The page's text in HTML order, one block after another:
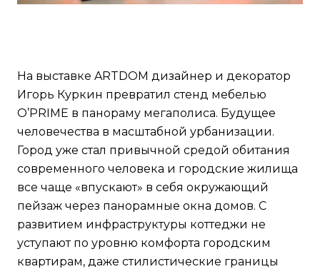
На выставке ARTDOM дизайнер и декоратор
Игорь Куркин превратил стенд мебелью
O’PRIME в панораму мегаполиса. Будущее
человечества в масштабной урбанизации.
Город уже стал привычной средой обитания
современного человека и городские жилища
все чаще «впускают» в себя окружающий
пейзаж через панорамные окна домов. С
развитием инфраструктуры коттеджи не
уступают по уровню комфорта городским
квартирам, даже стилистические границы